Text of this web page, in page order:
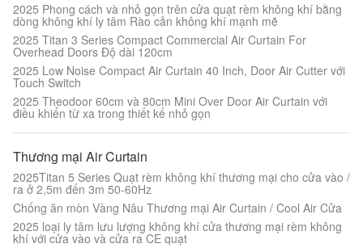
2025 Phong cách và nhỏ gọn trên cửa quạt rèm không khí bằng
dòng không khí ly tâm Rào cản không khí mạnh mẽ
2025 Titan 3 Series Compact Commercial Air Curtain For
Overhead Doors Độ dài 120cm
2025 Low Noise Compact Air Curtain 40 Inch, Door Air Cutter với
Touch Switch
2025 Theodoor 60cm và 80cm Mini Over Door Air Curtain với
điều khiển từ xa trong thiết kế nhỏ gọn
Thương mại Air Curtain
2025Titan 5 Series Quạt rèm không khí thương mại cho cửa vào /
ra ở 2,5m đến 3m 50-60Hz
Chống ăn mòn Vàng Nâu Thương mại Air Curtain / Cool Air Cửa
2025 loại ly tâm lưu lượng không khí cửa thương mại rèm không
khí với cửa vào và cửa ra CE quạt